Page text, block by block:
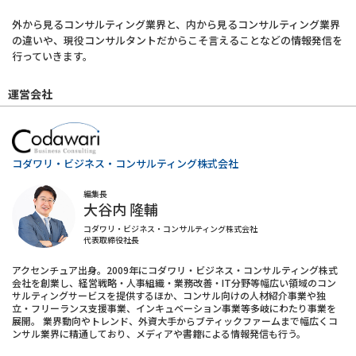
外から見るコンサルティング業界と、内から見るコンサルティング業界
の違いや、現役コンサルタントだからこそ言えることなどの情報発信を
行っていきます。
運営会社
コダワリ・ビジネス・コンサルティング株式会社
編集長
大谷内 隆輔
コダワリ・ビジネス・コンサルティング株式会社
代表取締役社長
アクセンチュア出身。2009年にコダワリ・ビジネス・コンサルティング株式
会社を創業し、経営戦略・人事組織・業務改善・IT分野等幅広い領域のコン
サルティングサービスを提供するほか、コンサル向けの人材紹介事業や独
立・フリーランス支援事業、インキュベーション事業等多岐にわたり事業を
展開。 業界動向やトレンド、外資大手からブティックファームまで幅広くコ
ンサル業界に精通しており、メディアや書籍による情報発信も行う。